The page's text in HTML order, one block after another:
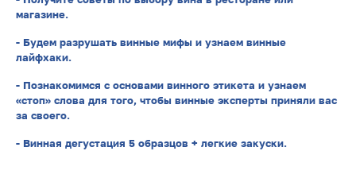
магазине.
- Будем разрушать винные мифы и узнаем винные
лайфхаки.
- Познакомимся с основами винного этикета и узнаем
«стоп» слова для того, чтобы винные эксперты приняли вас
за своего.
- Винная дегустация 5 образцов + легкие закуски.